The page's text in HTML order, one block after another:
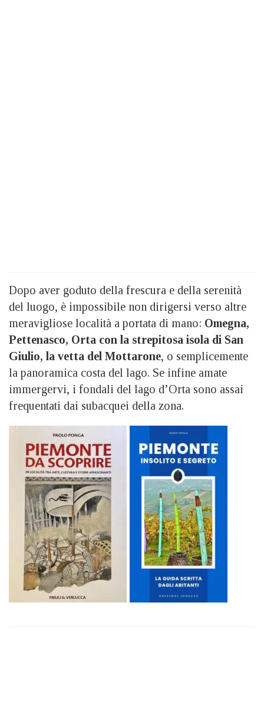
Dopo aver goduto della frescura e della serenità
del luogo, è impossibile non dirigersi verso altre
meravigliose località a portata di mano: Omegna,
Pettenasco, Orta con la strepitosa isola di San
Giulio, la vetta del Mottarone, o semplicemente
la panoramica costa del lago. Se infine amate
immergervi, i fondali del lago d’Orta sono assai
frequentati dai subacquei della zona.